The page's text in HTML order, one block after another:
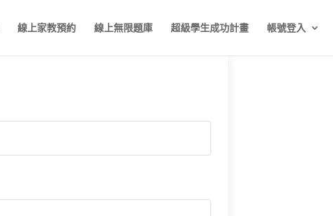
線上家教預約 線上無限題庫 超級學生成功計畫 帳號登入